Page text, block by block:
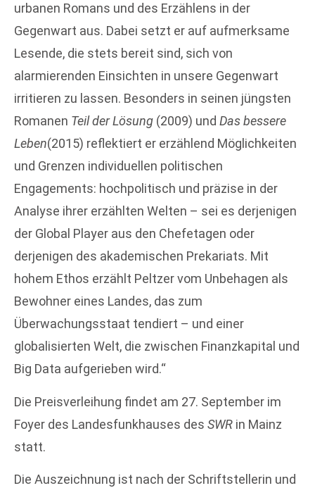
urbanen Romans und des Erzählens in der
Gegenwart aus. Dabei setzt er auf aufmerksame
Lesende, die stets bereit sind, sich von
alarmierenden Einsichten in unsere Gegenwart
irritieren zu lassen. Besonders in seinen jüngsten
Romanen Teil der Lösung (2009) und Das bessere
Leben(2015) reflektiert er erzählend Möglichkeiten
und Grenzen individuellen politischen
Engagements: hochpolitisch und präzise in der
Analyse ihrer erzählten Welten – sei es derjenigen
der Global Player aus den Chefetagen oder
derjenigen des akademischen Prekariats. Mit
hohem Ethos erzählt Peltzer vom Unbehagen als
Bewohner eines Landes, das zum
Überwachungsstaat tendiert – und einer
globalisierten Welt, die zwischen Finanzkapital und
Big Data aufgerieben wird.“
Die Preisverleihung findet am 27. September im
Foyer des Landesfunkhauses des SWR in Mainz
statt.
Die Auszeichnung ist nach der Schriftstellerin und